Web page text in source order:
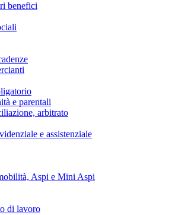
benefici
e parentali
arbitrato
e assistenziale
Aspi e Mini Aspi
di lavoro